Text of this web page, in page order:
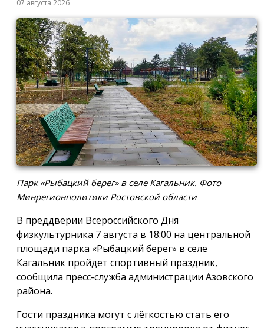
07 августа 2026
Парк «Рыбацкий берег» в селе Кагальник. Фото
Минрегионполитики Ростовской области
В преддверии Всероссийского Дня
физкультурника 7 августа в 18:00 на центральной
площади парка «Рыбацкий берег» в селе
Кагальник пройдет спортивный праздник,
сообщила пресс-служба администрации Азовского
района.
Гости праздника могут с лёгкостью стать его